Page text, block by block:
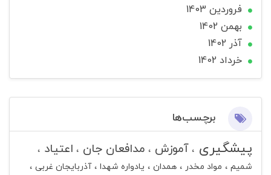
فروردین 1403
بهمن 1402
آذر 1402
خرداد 1402
برچسب‌ها
پیشگیری آموزش مدافعان جان اعتیاد
شمیم مواد مخدر همدان یادواره شهدا
آذربایجان غربی